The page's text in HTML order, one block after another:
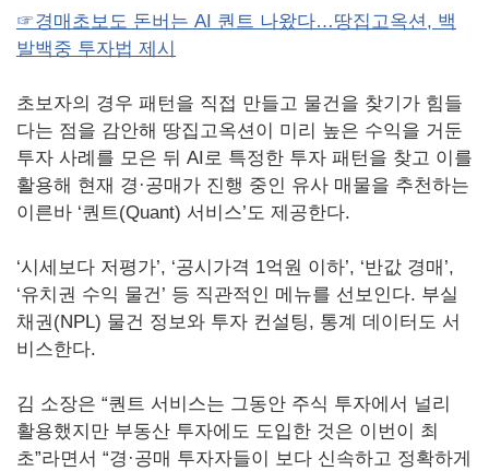
☞경매초보도 돈버는 AI 퀀트 나왔다…땅집고옥션, 백
발백중 투자법 제시
초보자의 경우 패턴을 직접 만들고 물건을 찾기가 힘들
다는 점을 감안해 땅집고옥션이 미리 높은 수익을 거둔
투자 사례를 모은 뒤 AI로 특정한 투자 패턴을 찾고 이를
활용해 현재 경·공매가 진행 중인 유사 매물을 추천하는
이른바 ‘퀀트(Quant) 서비스’도 제공한다.
‘시세보다 저평가’, ‘공시가격 1억원 이하’, ‘반값 경매’,
‘유치권 수익 물건’ 등 직관적인 메뉴를 선보인다. 부실
채권(NPL) 물건 정보와 투자 컨설팅, 통계 데이터도 서
비스한다.
김 소장은 “퀀트 서비스는 그동안 주식 투자에서 널리
활용했지만 부동산 투자에도 도입한 것은 이번이 최
초”라면서 “경·공매 투자자들이 보다 신속하고 정확하게